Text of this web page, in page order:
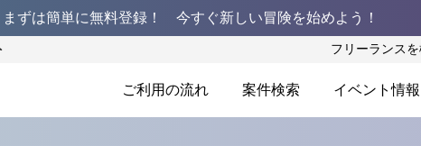
まずは簡単に無料登録！ 今すぐ新しい冒険を始めよう！
フリーランス
ご利用の流れ 案件検索 イベント情報